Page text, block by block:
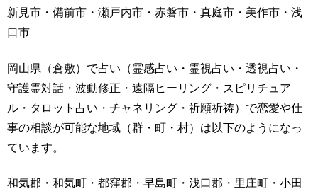
新見市・備前市・瀬戸内市・赤磐市・真庭市・美作市・浅
口市
岡山県（倉敷）で占い（霊感占い・霊視占い・透視占い・
守護霊対話・波動修正・遠隔ヒーリング・スピリチュア
ル・タロット占い・チャネリング・祈願祈祷）で恋愛や仕
事の相談が可能な地域（群・町・村）は以下のようになっ
ています。
和気郡・和気町・都窪郡・早島町・浅口郡・里庄町・小田